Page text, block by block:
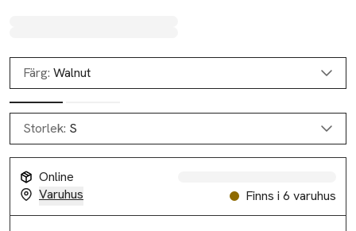
Färg: Walnut
Storlek: S
Online
Varuhus
Finns i 6 varuhus